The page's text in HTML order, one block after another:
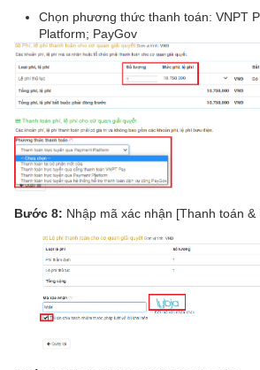
Chọn phương thức thanh toán: VNPT
Platform; PayGov
Bước 8: Nhập mã xác nhận [Thanh toán &